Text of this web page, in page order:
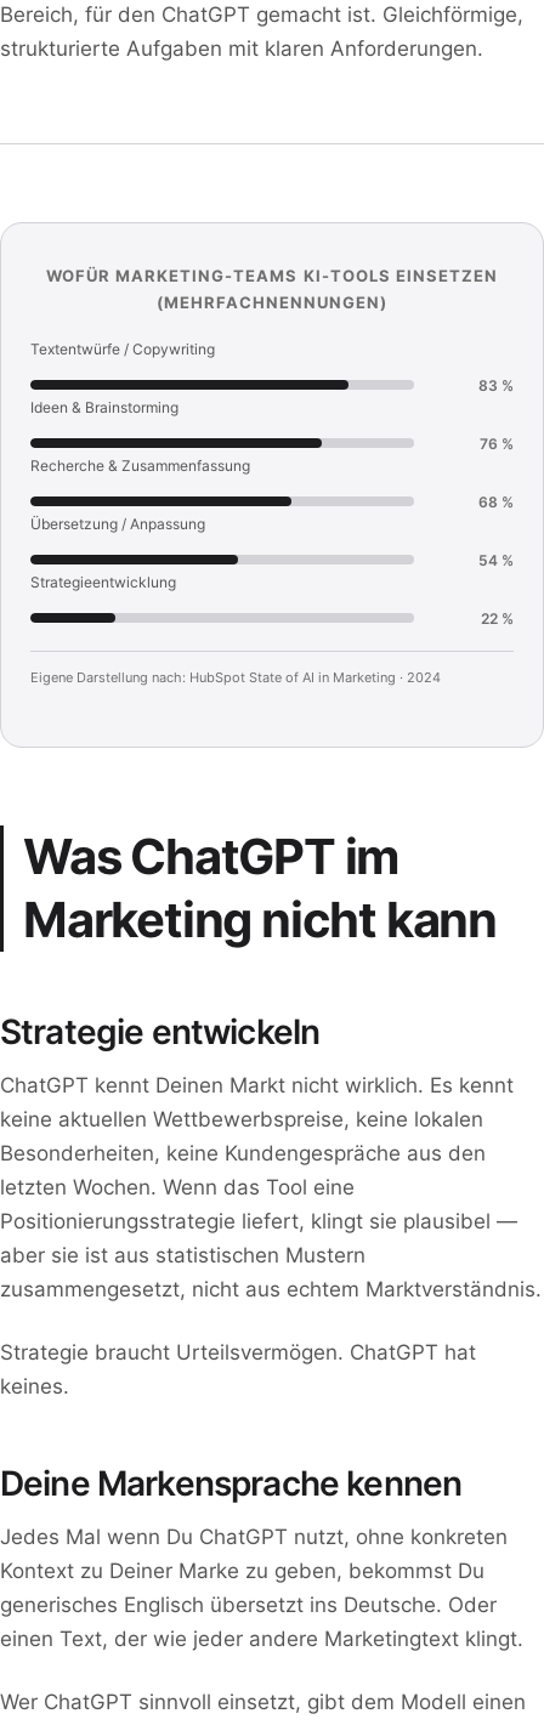
Bereich, für den ChatGPT gemacht ist. Gleichförmige,
strukturierte Aufgaben mit klaren Anforderungen.
WOFÜR MARKETING-TEAMS KI-TOOLS EINSETZEN
(MEHRFACHNENNUNGEN)
Textentwürfe / Copywriting
83 %
Ideen & Brainstorming
76 %
Recherche & Zusammenfassung
68 %
Übersetzung / Anpassung
54 %
Strategieentwicklung
22 %
Eigene Darstellung nach: HubSpot State of AI in Marketing · 2024
Was ChatGPT im
Marketing nicht kann
Strategie entwickeln
ChatGPT kennt Deinen Markt nicht wirklich. Es kennt
keine aktuellen Wettbewerbspreise, keine lokalen
Besonderheiten, keine Kundengespräche aus den
letzten Wochen. Wenn das Tool eine
Positionierungsstrategie liefert, klingt sie plausibel —
aber sie ist aus statistischen Mustern
zusammengesetzt, nicht aus echtem Marktverständnis.
Strategie braucht Urteilsvermögen. ChatGPT hat
keines.
Deine Markensprache kennen
Jedes Mal wenn Du ChatGPT nutzt, ohne konkreten
Kontext zu Deiner Marke zu geben, bekommst Du
generisches Englisch übersetzt ins Deutsche. Oder
einen Text, der wie jeder andere Marketingtext klingt.
Wer ChatGPT sinnvoll einsetzt, gibt dem Modell einen